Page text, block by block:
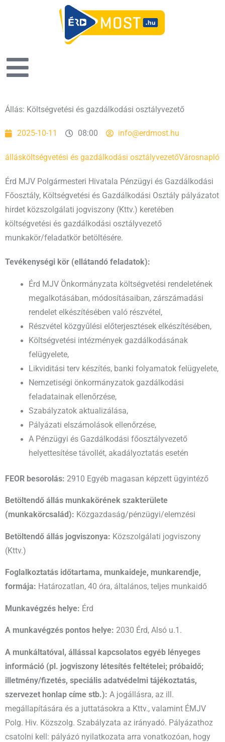
Állás: Költségvetési és gazdálkodási osztályvezető
2025-10-11 08:00 info@erdmost.hu
állásköltségvetési és gazdálkodási osztályvezetőVárosnapló
Érd MJV Polgármesteri Hivatala Pénzügyi és Gazdálkodási
Főosztály, Költségvetési és Gazdálkodási Osztály pályázatot
hirdet közszolgálati jogviszony (Kttv.) keretében
költségvetési és gazdálkodási osztályvezető
munkakör/feladatkör betöltésére.
Tevékenységi kör (ellátandó feladatok):
Érd MJV Önkormányzata költségvetési rendeletének
megalkotásában, módosításaiban, zárszámadási
rendelet elkészítésében való részvétel,
Részvétel közgyűlési előterjesztések elkészítésében,
Költségvetési intézmények gazdálkodásának
felügyelete,
Likviditási terv készítés, banki folyamatok felügyelete,
Nemzetiségi önkormányzatok gazdálkodási
feladatainak ellenőrzése,
Szabályzatok aktualizálása,
Pályázati elszámolások ellenőrzése,
A Pénzügyi és Gazdálkodási főosztályvezető
helyettesítése távollét, akadályoztatás esetén
FEOR besorolás: 2910 Egyéb magasan képzett ügyintéző
Betöltendő állás munkakörének szakterülete
(munkakörcsalád): Közgazdaság/pénzügyi/elemzési
Betöltendő állás jogviszonya: Közszolgálati jogviszony
(Kttv.)
Foglalkoztatás időtartama, munkaideje, munkarendje,
formája: Határozatlan, 40 óra, általános, teljes munkaidő
Munkavégzés helye: Érd
A munkavégzés pontos helye: 2030 Érd, Alsó u.1.
A munkáltatóval, állással kapcsolatos egyéb lényeges
információ (pl. jogviszony létesítés feltételei; próbaidő;
illetmény/fizetés, speciális adatvédelmi tájékoztatás,
szervezet honlap címe stb.): A jogállásra, az ill.
megállapítására és a juttatásokra a Kttv., valamint ÉMJV
Polg. Hiv. Közszolg. Szabályzata az irányadó. Pályázathoz
csatolni kell: pályázó nyilatkozata arra vonatkozóan, hogy